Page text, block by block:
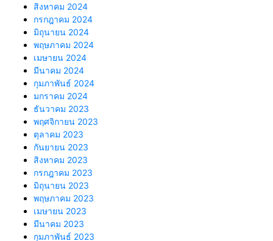
สิงหาคม 2024
กรกฎาคม 2024
มิถุนายน 2024
พฤษภาคม 2024
เมษายน 2024
มีนาคม 2024
กุมภาพันธ์ 2024
มกราคม 2024
ธันวาคม 2023
พฤศจิกายน 2023
ตุลาคม 2023
กันยายน 2023
สิงหาคม 2023
กรกฎาคม 2023
มิถุนายน 2023
พฤษภาคม 2023
เมษายน 2023
มีนาคม 2023
กุมภาพันธ์ 2023